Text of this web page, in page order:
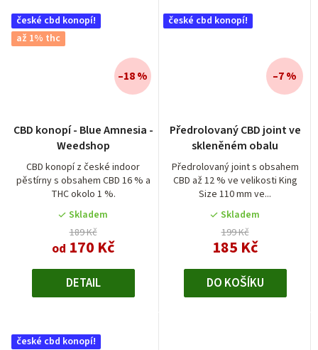
české cbd konopí!
až 1% thc
CBD konopí - Blue Amnesia -
Weedshop
CBD konopí z české indoor
pěstírny s obsahem CBD 16 % a
THC okolo 1 %.
hodnocení
produktu
je
5,0
z
5
hvězdiček.
Skladem
189 Kč
od 170 Kč
–18 %
DETAIL
české cbd konopí!
Předrolovaný CBD joint ve
skleněném obalu
Předrolovaný joint s obsahem
CBD až 12 % ve velikosti King
Size 110 mm ve...
hodnocení
produktu
je
4,6
z
5
hvězdiček.
Skladem
199 Kč
185 Kč
–7 %
DO KOŠÍKU
české cbd konopí!